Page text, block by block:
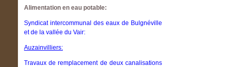
Alimentation en eau potable:
Syndicat intercommunal des eaux de Bulgnéville
et de la vallée du Vair:
Auzainvilliers:
Travaux de remplacement de deux canalisations